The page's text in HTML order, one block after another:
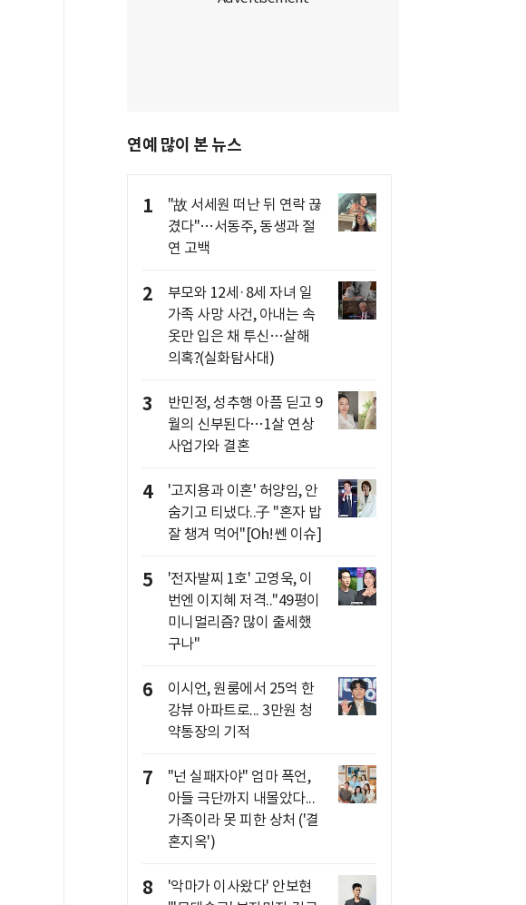
연예 많이 본 뉴스
1
"故 서세원 떠난 뒤 연락 끊
겼다"…서동주, 동생과 절
연 고백
2
부모와 12세·8세 자녀 일
가족 사망 사건, 아내는 속
옷만 입은 채 투신…살해
의혹?(실화탐사대)
3
반민정, 성추행 아픔 딛고 9
월의 신부된다…1살 연상
사업가와 결혼
4
'고지용과 이혼' 허양임, 안
숨기고 티냈다..子 "혼자 밥
잘 챙겨 먹어"[Oh!쎈 이슈]
5
'전자발찌 1호' 고영욱, 이
번엔 이지혜 저격.."49평이
미니멀리즘? 많이 출세했
구나"
6
이시언, 원룸에서 25억 한
강뷰 아파트로... 3만원 청
약통장의 기적
7
"넌 실패자야" 엄마 폭언,
아들 극단까지 내몰았다...
가족이라 못 피한 상처 ('결
혼지옥')
8
'악마가 이사왔다' 안보현